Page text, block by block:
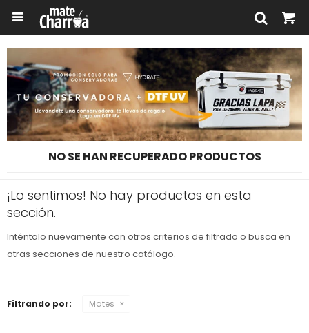

NO SE HAN RECUPERADO PRODUCTOS
¡Lo sentimos! No hay productos en esta
sección.
Inténtalo nuevamente con otros criterios de filtrado o busca en
otras secciones de nuestro catálogo.
Filtrando por: Mates